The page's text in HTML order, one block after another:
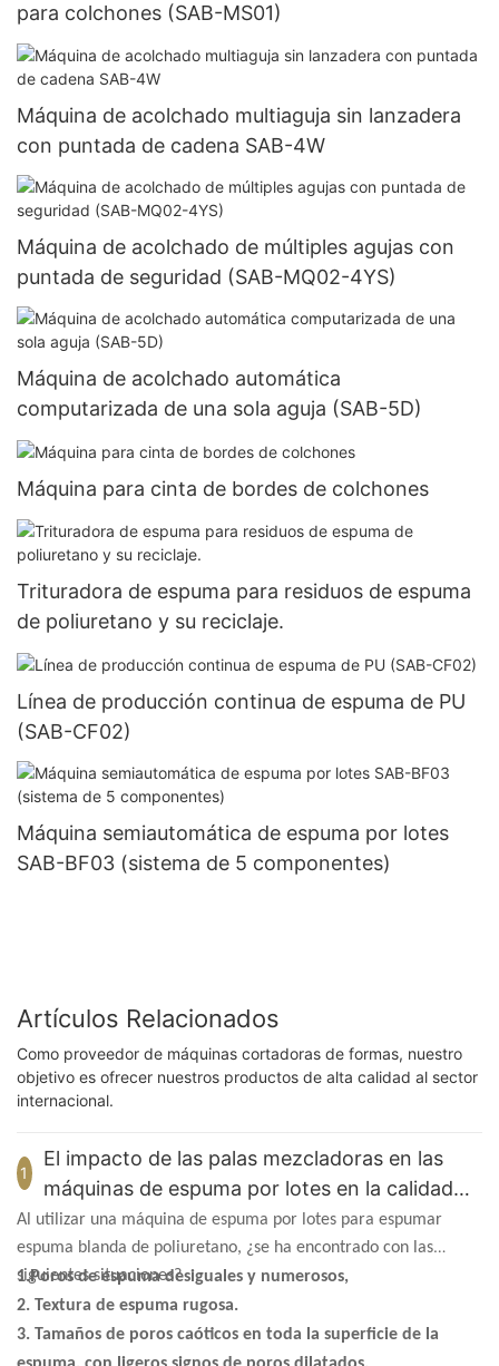
para colchones (SAB-MS01)
Máquina de acolchado multiaguja sin lanzadera
con puntada de cadena SAB-4W
Máquina de acolchado de múltiples agujas con
puntada de seguridad (SAB-MQ02-4YS)
Máquina de acolchado automática
computarizada de una sola aguja (SAB-5D)
Máquina para cinta de bordes de colchones
Trituradora de espuma para residuos de espuma
de poliuretano y su reciclaje.
Línea de producción continua de espuma de PU
(SAB-CF02)
Máquina semiautomática de espuma por lotes
SAB-BF03 (sistema de 5 componentes)
Artículos Relacionados
Como proveedor de máquinas cortadoras de formas, nuestro
objetivo es ofrecer nuestros productos de alta calidad al sector
internacional.
1
El impacto de las palas mezcladoras en las
máquinas de espuma por lotes en la calidad
del producto
Al utilizar una máquina de espuma por lotes para espumar
espuma blanda de poliuretano, ¿se ha encontrado con las
siguientes situaciones?
1.Poros de espuma desiguales y numerosos,
2. Textura de espuma rugosa.
3. Tamaños de poros caóticos en toda la superficie de la